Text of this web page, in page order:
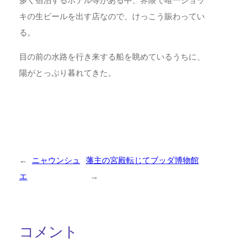
キの生ビールを出す店なので、けっこう賑わってい
る。
目の前の水路を行き来する船を眺めているうちに、
陽がとっぷり暮れてきた。
←
ニャウンシュ
エ
藩主の宮殿転じてブッダ博物館
→
コメント